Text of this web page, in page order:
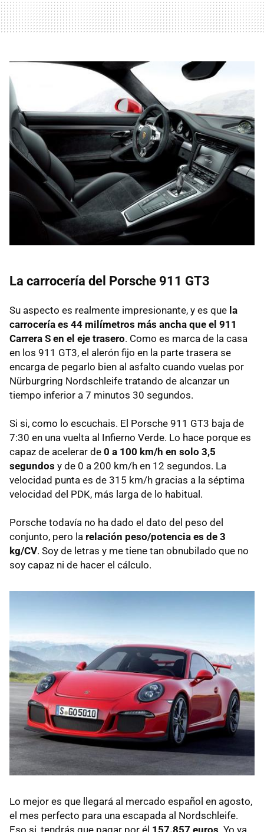
La carrocería del Porsche 911 GT3
Su aspecto es realmente impresionante, y es que la
carrocería es 44 milímetros más ancha que el 911
Carrera S en el eje trasero. Como es marca de la casa
en los 911 GT3, el alerón fijo en la parte trasera se
encarga de pegarlo bien al asfalto cuando vuelas por
Nürburgring Nordschleife tratando de alcanzar un
tiempo inferior a 7 minutos 30 segundos.
Si si, como lo escuchais. El Porsche 911 GT3 baja de
7:30 en una vuelta al Infierno Verde. Lo hace porque es
capaz de acelerar de 0 a 100 km/h en solo 3,5
segundos y de 0 a 200 km/h en 12 segundos. La
velocidad punta es de 315 km/h gracias a la séptima
velocidad del PDK, más larga de lo habitual.
Porsche todavía no ha dado el dato del peso del
conjunto, pero la relación peso/potencia es de 3
kg/CV. Soy de letras y me tiene tan obnubilado que no
soy capaz ni de hacer el cálculo.
Lo mejor es que llegará al mercado español en agosto,
el mes perfecto para una escapada al Nordschleife.
Eso si, tendrás que pagar por él 157.857 euros . Yo ya